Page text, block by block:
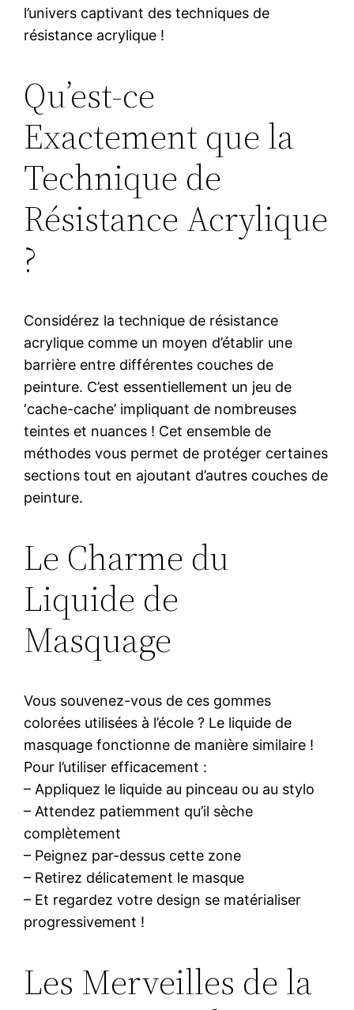
l’univers captivant des techniques de
résistance acrylique !
Qu’est-ce
Exactement que la
Technique de
Résistance Acrylique
?
Considérez la technique de résistance
acrylique comme un moyen d’établir une
barrière entre différentes couches de
peinture. C’est essentiellement un jeu de
‘cache-cache’ impliquant de nombreuses
teintes et nuances ! Cet ensemble de
méthodes vous permet de protéger certaines
sections tout en ajoutant d’autres couches de
peinture.
Le Charme du
Liquide de
Masquage
Vous souvenez-vous de ces gommes
colorées utilisées à l’école ? Le liquide de
masquage fonctionne de manière similaire !
Pour l’utiliser efficacement :
– Appliquez le liquide au pinceau ou au stylo
– Attendez patiemment qu’il sèche
complètement
– Peignez par-dessus cette zone
– Retirez délicatement le masque
– Et regardez votre design se matérialiser
progressivement !
Les Merveilles de la